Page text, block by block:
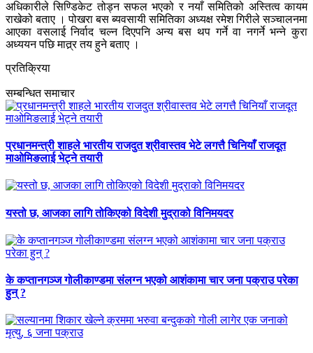
अधिकारीले सिण्डिकेट तोड्न सफल भएको र नयाँ समितिको अस्तित्व कायम
राखेको बताए । पोखरा बस ब्यवसायी समितिका अध्यक्ष रमेश गिरीले सञ्चालनमा
आएका वसलाई निर्वाद चल्न दिएपनि अन्य बस थप गर्ने वा नगर्ने भन्ने कुरा
अध्ययन पछि मात्र्र तय हुने बताए ।
प्रतिक्रिया
सम्बन्धित समाचार
प्रधानमन्त्री शाहले भारतीय राजदुत श्रीवास्तव भेटे लगत्तै चिनियाँ राजदूत
माओमिङलाई भेट्ने तयारी
यस्तो छ, आजका लागि तोकिएको विदेशी मुद्राको विनिमयदर
के कप्तानगञ्ज गोलीकाण्डमा संलग्न भएको आशंकामा चार जना पक्राउ परेका
हुन् ?